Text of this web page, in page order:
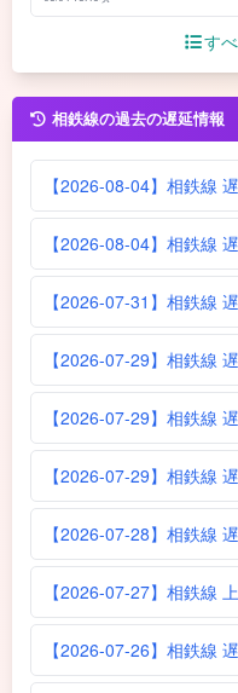
す
相鉄線の過去の遅延情報
【2026-08-04】相鉄線
【2026-08-04】相鉄線
【2026-07-31】相鉄線
【2026-07-29】相鉄線
【2026-07-29】相鉄線
【2026-07-29】相鉄線
【2026-07-28】相鉄線
【2026-07-27】相鉄線
【2026-07-26】相鉄線